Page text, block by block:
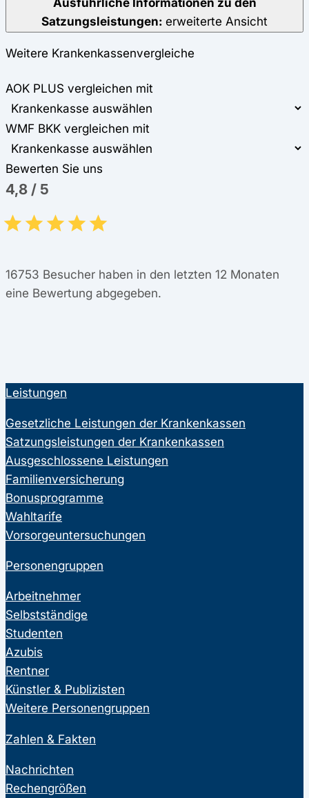
Satzungsleistungen: erweiterte Ansicht
Weitere Krankenkassenvergleiche
AOK PLUS vergleichen mit
WMF BKK vergleichen mit
Bewerten Sie uns
4,8 / 5
16753 Besucher haben in den letzten 12 Monaten
eine Bewertung abgegeben.
Leistungen
Gesetzliche Leistungen der Krankenkassen
Satzungsleistungen der Krankenkassen
Ausgeschlossene Leistungen
Familienversicherung
Bonusprogramme
Wahltarife
Vorsorgeuntersuchungen
Personengruppen
Arbeitnehmer
Selbstständige
Studenten
Azubis
Rentner
Künstler & Publizisten
Weitere Personengruppen
Zahlen & Fakten
Nachrichten
Rechengrößen